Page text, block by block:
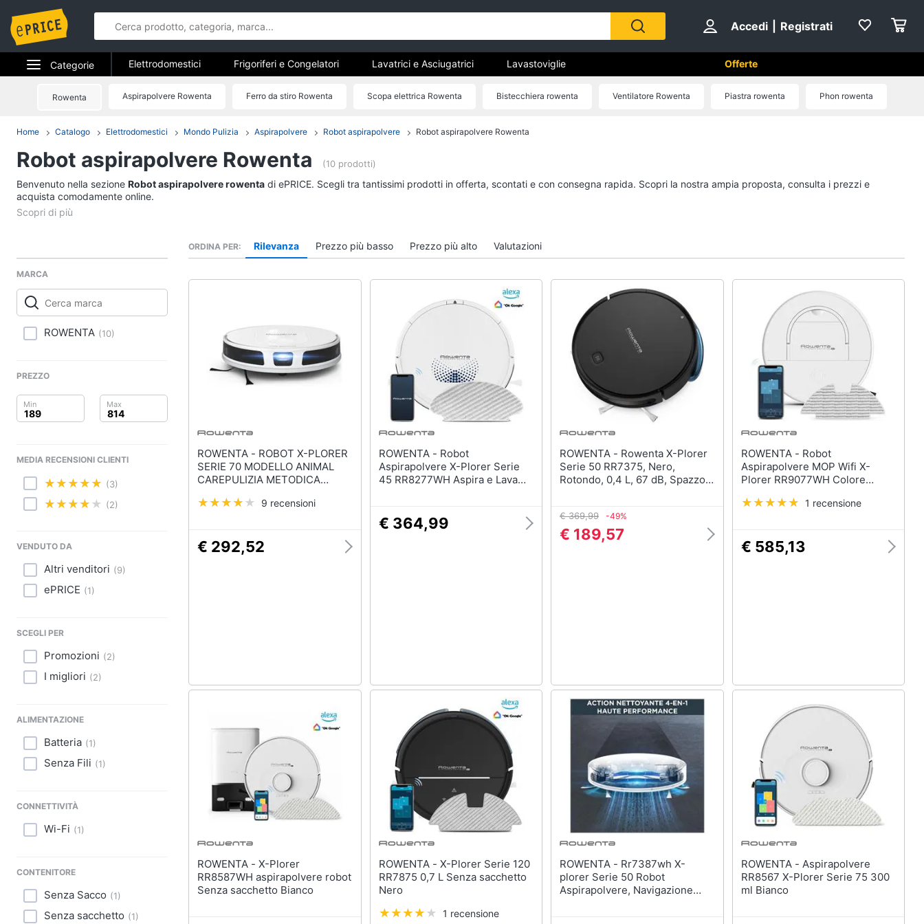
Accedi Registrati
Categorie
Elettrodomestici
Telefonia
Tv e Home Cinema
Smart home
Clima
Arredo
Salute e igiene
Giocattoli
Abbigliamento
Animali
Motori
Festività e ricorrenze
Promozioni
Elettrodomestici
Frigoriferi e Congelatori
Cantinetta Vino
Vedi tutti
Lavatrici e Asciugatrici
Vedi tutti
Lavastoviglie
Vedi tutti
Frigorifero da incasso
Piano Cottura
Forno da incasso
Pulizia casa e stiro
Aspirapolvere Dyson
Aspirapolvere
Vaporella
Scopa a vapore
Elettrodomestici in Cucina
Friggitrice ad aria
Macchina caffè
Vedi tutti
Piccoli elettrodomestici
Termoventilatore
Termoconvettore
Condizionatori fissi
Caminetto
Elettrodomestici
professionali e industriali
Abbattitore
Macchine da cucire
Idropulitrice professionale
Elettrodomestici in offerta
Frigoriferi in offerta
Microonde in offerta
Elettrodomestici Frigoriferi e Congelatori Lavatrici e Asciugatrici Lavastoviglie Offerte
Rowenta Aspirapolvere Rowenta Ferro da stiro Rowenta Scopa elettrica Rowenta Bistecchiera rowenta Ventilatore Rowenta Piastra rowenta Phon rowenta
Home Catalogo Elettrodomestici Mondo Pulizia Aspirapolvere Robot aspirapolvere Robot aspirapolvere Rowenta
Robot aspirapolvere Rowenta (10 prodotti)
Benvenuto nella sezione Robot aspirapolvere rowenta di ePRICE. Scegli tra tantissimi prodotti in offerta, scontati e con consegna rapida. Scopri la nostra ampia proposta, consulta i prezzi e
acquista comodamente online.
MARCA
ROWENTA (10)
PREZZO
MEDIA RECENSIONI CLIENTI
(3)
(2)
VENDUTO DA
Altri venditori (9)
ePRICE (1)
SCEGLI PER
Promozioni (2)
I migliori (2)
ALIMENTAZIONE
Batteria (1)
Senza Fili (1)
CONNETTIVITÀ
Wi-Fi (1)
CONTENITORE
Senza Sacco (1)
Senza sacchetto (1)
ORDINA PER Rilevanza Prezzo più basso Prezzo più alto Valutazioni
ROWENTA - ROBOT X-PLORER
SERIE 70 MODELLO ANIMAL
CAREPULIZIA METODICA
9 recensioni
€ 292,52
ROWENTA - Robot
Aspirapolvere X-Plorer Serie
45 RR8277WH Aspira e Lava
€ 364,99
ROWENTA - Rowenta X-Plorer
Serie 50 RR7375, Nero,
Rotondo, 0,4 L, 67 dB, Spazzola
€ 369,99 -49%
€ 189,57
ROWENTA - Robot
Aspirapolvere MOP Wifi X-
Plorer RR9077WH Colore
1 recensione
€ 585,13
ROWENTA - X-Plorer
RR8587WH aspirapolvere robot
Senza sacchetto Bianco
ROWENTA - X-Plorer Serie 120
RR7875 0,7 L Senza sacchetto
Nero
1 recensione
ROWENTA - Rr7387wh X-
plorer Serie 50 Robot
Aspirapolvere, Navigazione
ROWENTA - Aspirapolvere
RR8567 X-Plorer Serie 75 300
ml Bianco